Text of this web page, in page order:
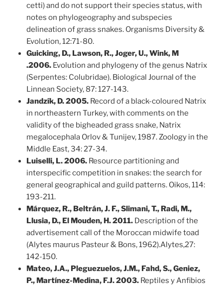
cetti) and do not support their species status, with
notes on phylogeography and subspecies
delineation of grass snakes. Organisms Diversity &
Evolution, 12:71-80.
Guicking, D., Lawson, R., Joger, U., Wink, M
.2006.Evolution and phylogeny of the genus Natrix
(Serpentes: Colubridae). Biological Journal of the
Linnean Society, 87: 127-143.
Jandzík, D. 2005.Record of a black-coloured Natrix
in northeastern Turkey, with comments on the
validity of the bigheaded grass snake, Natrix
megalocephala Orlov & Tunijev, 1987. Zoology in the
Middle East, 34: 27-34.
Luiselli, L. 2006.Resource partitioning and
interspecific competition in snakes: the search for
general geographical and guild patterns. Oikos, 114:
193-211.
Márquez, R., Beltrán, J. F., Slimani, T., Radi, M.,
Llusia, D., El Mouden, H. 2011.Description of the
advertisement call of the Moroccan midwife toad
(Alytes maurus Pasteur & Bons, 1962).Alytes,27:
142-150.
Mateo, J.A., Pleguezuelos, J.M., Fahd, S., Geniez,
P., Martínez-Medina, F.J. 2003.Reptiles y Anfibios